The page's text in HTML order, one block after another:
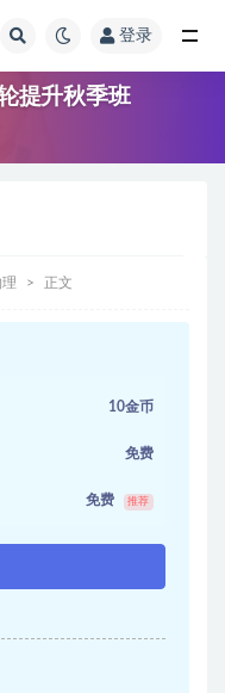
登录
提升秋季班
正文
10金币
免费
免费 推荐